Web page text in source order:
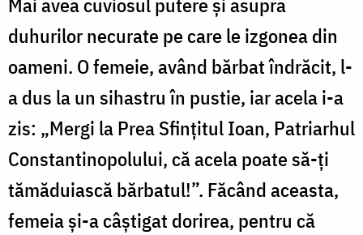
Mai avea cuviosul putere și asupra
duhurilor necurate pe care le izgonea din
oameni. O femeie, având bărbat îndrăcit, l-
a dus la un sihastru în pustie, iar acela i-a
zis: „Mergi la Prea Sfințitul Ioan, Patriarhul
Constantinopolului, că acela poate să-ți
tămăduiască bărbatul!”. Făcând aceasta,
femeia și-a câștigat dorirea, pentru că